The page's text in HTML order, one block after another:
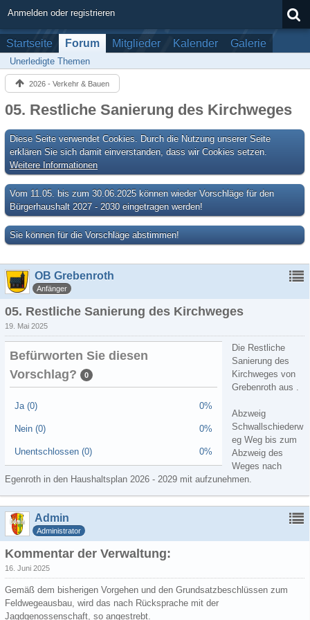
Anmelden oder registrieren
Startseite Forum Mitglieder Kalender Galerie
Unerledigte Themen
2026 - Verkehr & Bauen
05. Restliche Sanierung des Kirchweges
Diese Seite verwendet Cookies. Durch die Nutzung unserer Seite
erklären Sie sich damit einverstanden, dass wir Cookies setzen.
Weitere Informationen
Vom 11.05. bis zum 30.06.2025 können wieder Vorschläge für den
Bürgerhaushalt 2027 - 2030 eingetragen werden!
Sie können für die Vorschläge abstimmen!
OB Grebenroth
Anfänger
05. Restliche Sanierung des Kirchweges
19. Mai 2025
Befürworten Sie diesen
Vorschlag?
0
Ja (0) 0%
Nein (0) 0%
Unentschlossen (0) 0%
Die Restliche
Sanierung des
Kirchweges von
Grebenroth aus .
Abzweig
Schwallschiederw
eg Weg bis zum
Abzweig des
Weges nach
Egenroth in den Haushaltsplan 2026 - 2029 mit aufzunehmen.
Admin
Administrator
Kommentar der Verwaltung:
16. Juni 2025
Gemäß dem bisherigen Vorgehen und den Grundsatzbeschlüssen zum
Feldwegeausbau, wird das nach Rücksprache mit der
Jagdgenossenschaft, so angestrebt.